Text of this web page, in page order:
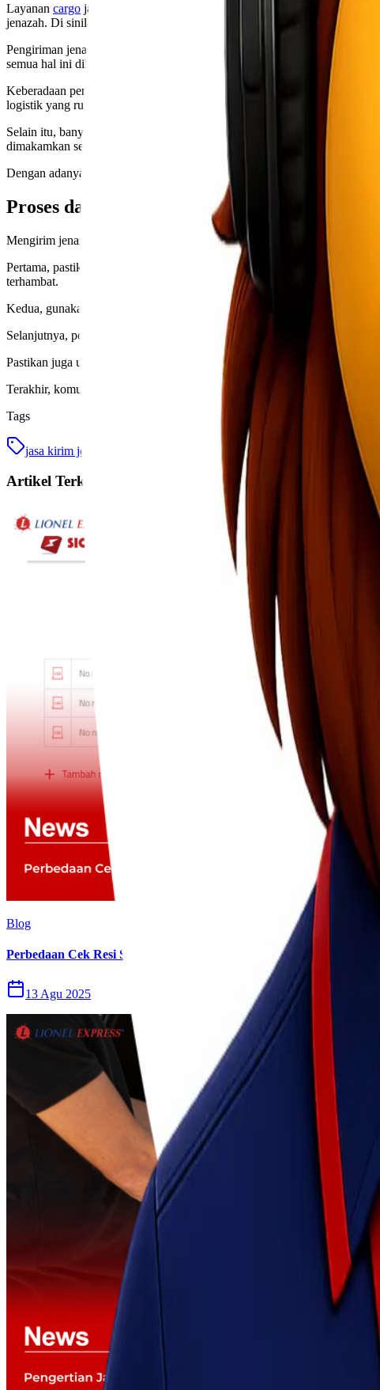
Layanan cargo jasa kirim jenazah memiliki peran yang sangat krusial
jenazah. Di sinilah layanan ini hadir untuk meringankan beban keluarga.
Pengiriman jenazah tidak hanya sekadar transportasi fisik. Prosesnya
semua hal ini dilakukan dengan benar.
Keberadaan penyedia jasa kirim jenazah memberikan kenyamanan
logistik yang rumit.
Selain itu, banyak layanan menawarkan pilihan pengiriman ke berbagai
dimakamkan sesuai permintaan keluarga atau tradisi setempat.
Dengan adanya layanan ini, proses berpindah menjadi lebih cepat, aman,
Proses dan Persyaratan untuk Mengirim
Mengirim jenazah adalah proses yang kompleks dan memerlukan
Pertama, pastikan untuk mengurus dokumen resmi seperti akta
terhambat.
Kedua, gunakan layanan jasa kirim jenazah terpercaya seperti Lionel
Selanjutnya, persiapkan alat transportasi yang sesuai. Jenazah harus
Pastikan juga untuk mematuhi semua persyaratan dari pihak berwenang
Terakhir, komunikasi dengan keluarga atau pihak penerima sangat
Tags
jasa kirim jenazah lionel express
Artikel Terkait
Blog
Perbedaan Cek Resi Sicepat dengan Lionel Express
13 Agu 2025